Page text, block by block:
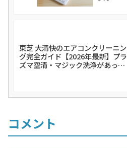
東芝 大清快のエアコンクリーニン
グ完全ガイド【2026年最新】プラ
ズマ空清・マジック洗浄があって
コメント